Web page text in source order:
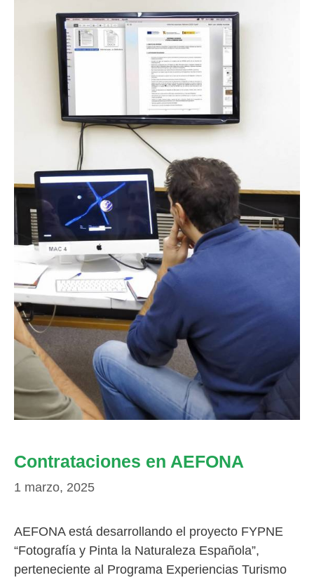
Contrataciones en AEFONA
1 marzo, 2025
AEFONA está desarrollando el proyecto FYPNE
“Fotografía y Pinta la Naturaleza Española”,
perteneciente al Programa Experiencias Turismo